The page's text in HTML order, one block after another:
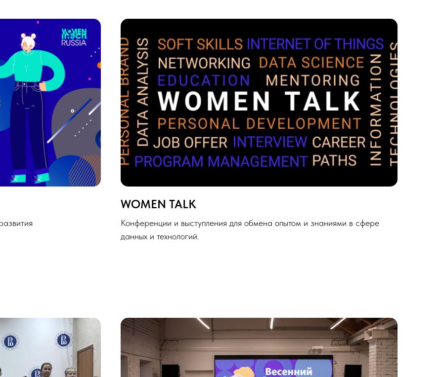
WOMEN TALK
Конференции и выступления для обмена опытом и знаниями в сфере
данных и технологий.